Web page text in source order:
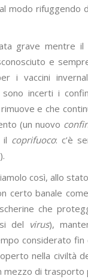
modo rifuggendo
grave mentre il
e
i vaccini
sono incerti i
e che
(un nuovo
il coprifuoco: c’è
così, allo
certo banale
che
del
virus),
considerato
nella civiltà
di trasporto